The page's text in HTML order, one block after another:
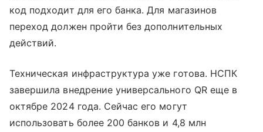
код подходит для его банка. Для магазинов
переход должен пройти без дополнительных
действий.
Техническая инфраструктура уже готова. НСПК
завершила внедрение универсального QR еще в
октябре 2024 года. Сейчас его могут
использовать более 200 банков и 4,8 млн